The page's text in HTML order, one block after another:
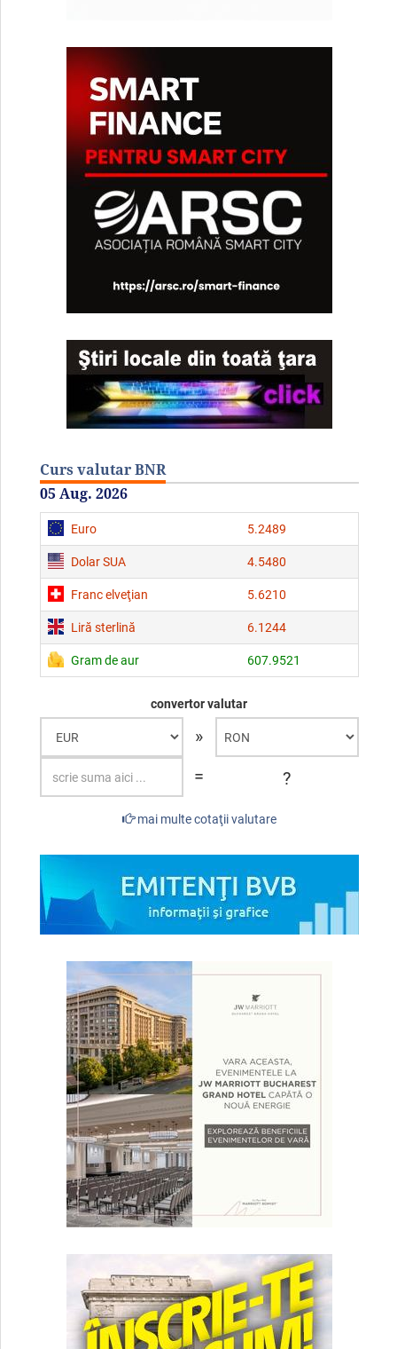
Curs valutar BNR
05 Aug. 2026
Euro 5.2489
Dolar SUA 4.5480
Franc elveţian 5.6210
Liră sterlină 6.1244
Gram de aur 607.9521
convertor valutar
»
=
?
mai multe cotaţii valutare